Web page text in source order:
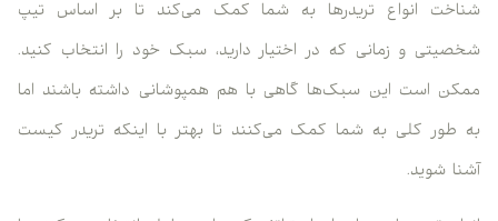
شناخت انواع تریدرها به شما کمک می‌کند تا بر اساس تیپ
شخصیتی و زمانی که در اختیار دارید، سبک خود را انتخاب کنید.
ممکن است این سبک‌ها گاهی با هم همپوشانی داشته باشند اما
به طور کلی به شما کمک می‌کنند تا بهتر با اینکه تریدر کیست
آشنا شوید.